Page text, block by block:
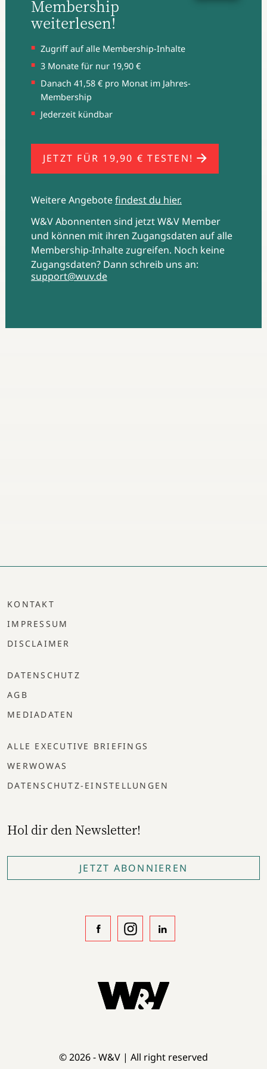
verwurzelt: Seit 1989 arbeitet er für Ferrero, seit 2008
verantwortet er als Head of Media die gesamten
Mediaaktivitäten des Unternehmens. Der
(OWM) ist Storch seit 2010 als Vorstandsmitglied
verbunden, 2019 hat er den Vorsitz übernommen.
Mit ihm sprachen wir über das aus
schwierige Projekt des Werbeverbots.
Membership
weiterlesen!
Zugriff auf alle Membership-Inhalte
3 Monate für nur 19,90 €
Danach 41,58 € pro Monat im Jahres-
Membership
Jederzeit kündbar
JETZT FÜR 19,90 € TESTEN!
Weitere Angebotefindest du hier.
W&V Abonnenten sind jetzt W&V Member
und können mit ihren Zugangsdaten auf alle
Membership-Inhalte zugreifen. Noch keine
Zugangsdaten? Dann schreib uns an:
support@wuv.de
KONTAKT
IMPRESSUM
DISCLAIMER
DATENSCHUTZ
AGB
MEDIADATEN
ALLE EXECUTIVE BRIEFINGS
WERWOWAS
DATENSCHUTZ-EINSTELLUNGEN
Hol dir den Newsletter!
JETZT ABONNIEREN
© 2026 - W&V | All right reserved